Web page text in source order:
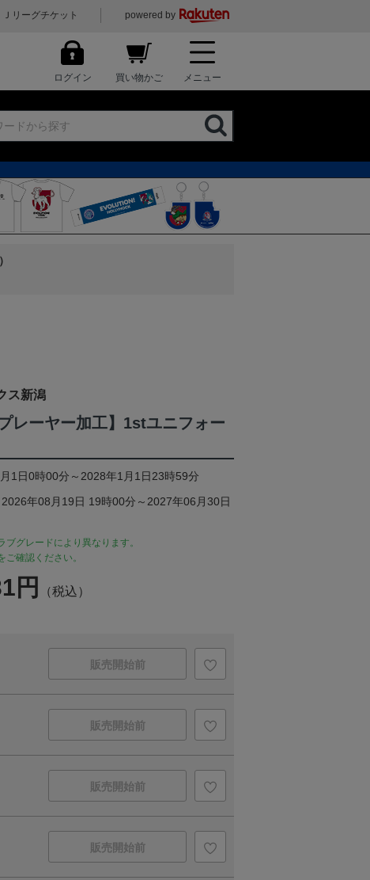
Ｊリーグチケット powered by
ログイン 買い物かご メニュー
ス新潟
レーヤー加工】1stユニフォー
1日0時00分～2028年1月1日23時59分
年08月19日 19時00分～2027年06月30日
グレードにより異なります。
確認ください。
円 （税込）
販売開始前
販売開始前
販売開始前
販売開始前